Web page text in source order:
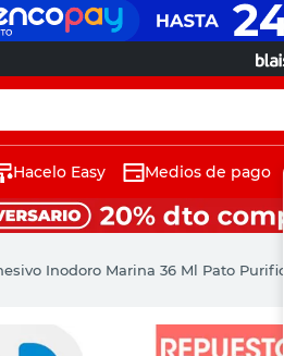
Hacelo Easy Medios de pago
Inodoro Marina 36 Ml Pato Purific